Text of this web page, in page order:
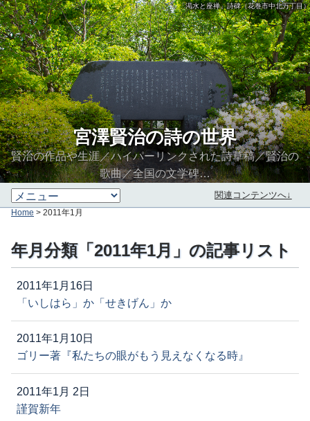
「渇水と座禅」詩碑（花巻市中北万丁目）
宮澤賢治の詩の世界
賢治の作品や生涯／ハイパーリンクされた詩草稿／賢治の
歌曲／全国の文学碑…
関連コンテンツへ↓
Home > 2011年1月
年月分類「2011年1月」の記事リスト
2011年1月16日
「いしはら」か「せきげん」か
2011年1月10日
ゴリー著『私たちの眼がもう見えなくなる時』
2011年1月 2日
謹賀新年